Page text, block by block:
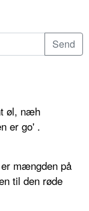
øl, næh
er go' .
mængden på
til den røde